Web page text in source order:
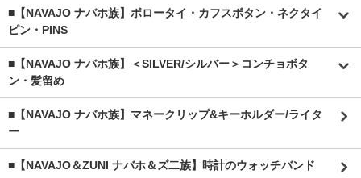
■【NAVAJO ナバホ族】ボロータイ・カフスボタン・ネクタイ
ピン・PINS
■【NAVAJO ナバホ族】＜SILVER/シルバー＞コンチョボタ
ン・髪留め
■【NAVAJO ナバホ族】マネークリップ&キーホルダー/ライタ
ー
■【NAVAJO＆ZUNI ナバホ＆ズ二族】時計のウォッチバンド